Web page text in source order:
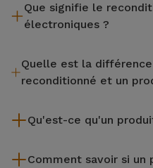
Que signifie le
électroniques ?
l'inspection, le nettoyage,
composant défectueux. Il
plusieurs tests rigoureux de
Quelle est la
reconditionné et un
testés et préparés par des
produit d'occasion, un
Qu'est-ce qu'un
pas utilisé. Il peut avoir été
Comment savoir si